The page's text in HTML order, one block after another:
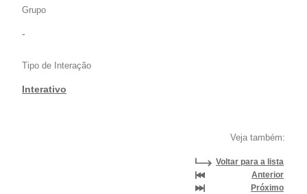
Grupo
-
Tipo de Interação
Interativo
Veja também:
Voltar para a lista
Anterior
Próximo